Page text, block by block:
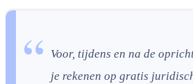
Voor, tijdens en na de
je rekenen op gratis